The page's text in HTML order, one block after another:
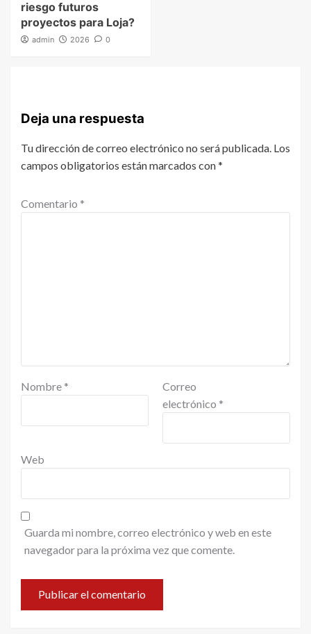
riesgo futuros
proyectos para Loja?
admin 2026 0
Deja una respuesta
Tu dirección de correo electrónico no será publicada. Los
campos obligatorios están marcados con*
Comentario *
Nombre *
Correo
electrónico *
Web
Guarda mi nombre, correo electrónico y web en este
navegador para la próxima vez que comente.